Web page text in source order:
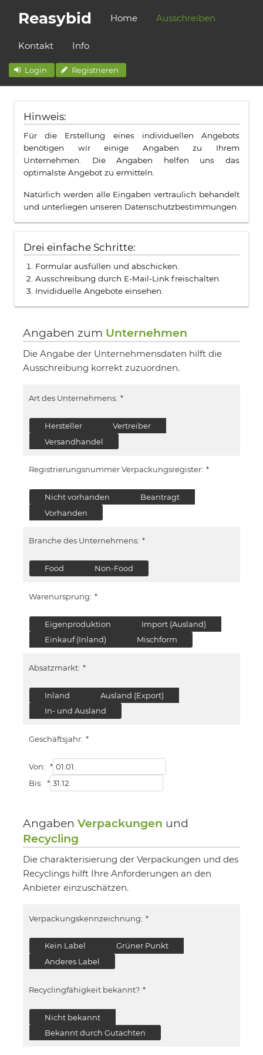
Reasybid Home Ausschreiben
Kontakt Info
Login Registrieren
Hinweis:
Für die Erstellung eines individuellen Angebots
benötigen wir einige Angaben zu Ihrem
Unternehmen. Die Angaben helfen uns das
optimalste Angebot zu ermitteln.
Natürlich werden alle Eingaben vertraulich behandelt
und unterliegen unseren Datenschutzbestimmungen.
Drei einfache Schritte:
Formular ausfüllen und abschicken.
Ausschreibung durch E-Mail-Link freischalten.
Invididuelle Angebote einsehen.
Angaben zum Unternehmen
Die Angabe der Unternehmensdaten hilft die
Ausschreibung korrekt zuzuordnen.
Art des Unternehmens: *
Hersteller
Vertreiber
Versandhandel
Registrierungsnummer Verpackungsregister: *
Nicht vorhanden
Beantragt
Vorhanden
Branche des Unternehmens: *
Food Non-Food
Warenursprung: *
Eigenproduktion
Import (Ausland)
Einkauf (Inland)
Mischform
Absatzmarkt: *
Inland
Ausland (Export)
In- und Ausland
Geschäftsjahr: *
Von: *
Bis: *
Angaben Verpackungen und
Recycling
Die charakterisierung der Verpackungen und des
Recyclings hilft Ihre Anforderungen an den
Anbieter einzuschätzen.
Verpackungskennzeichnung: *
Kein Label
Grüner Punkt
Anderes Label
Recyclingfähigkeit bekannt? *
Nicht bekannt
Bekannt durch Gutachten